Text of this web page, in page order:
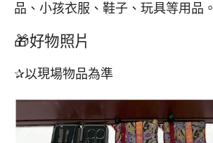
品、小孩衣服、鞋子、玩具等用品。
🎁好物照片
✰以現場物品為準